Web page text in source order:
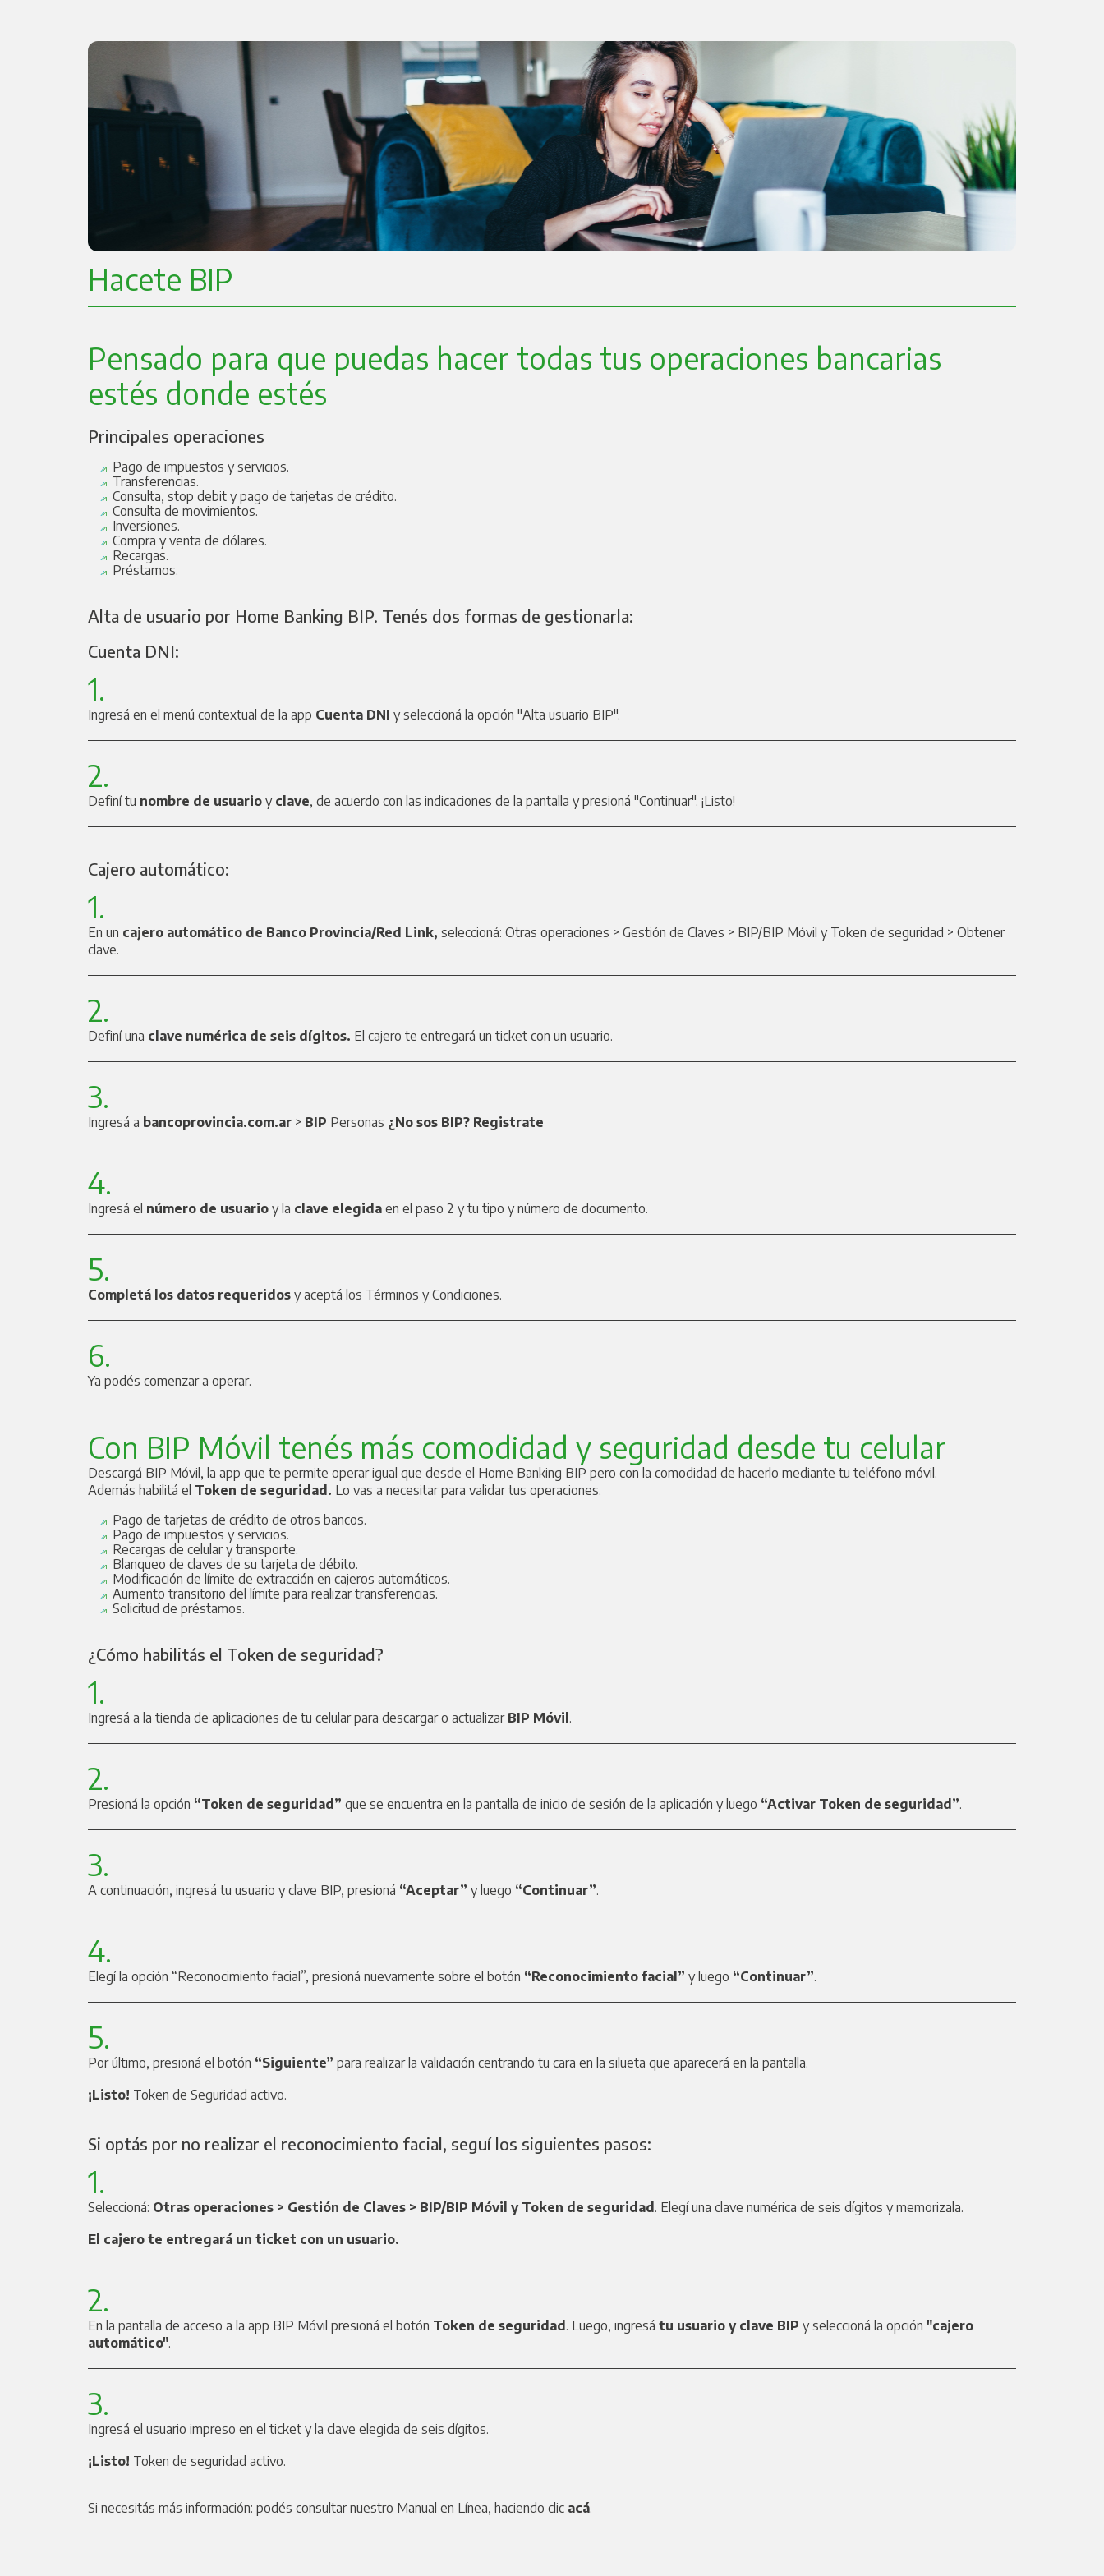
Hacete BIP
Pensado para que puedas hacer todas tus operaciones bancarias
estés donde estés
Principales operaciones
Pago de impuestos y servicios.
Transferencias.
Consulta, stop debit y pago de tarjetas de crédito.
Consulta de movimientos.
Inversiones.
Compra y venta de dólares.
Recargas.
Préstamos.
Alta de usuario por Home Banking BIP. Tenés dos formas de gestionarla:
Cuenta DNI:
1.
Ingresá en el menú contextual de la app Cuenta DNI y seleccioná la opción "Alta usuario BIP".
2.
Definí tu nombre de usuario y clave, de acuerdo con las indicaciones de la pantalla y presioná "Continuar". ¡Listo!
Cajero automático:
1.
En un cajero automático de Banco Provincia/Red Link, seleccioná: Otras operaciones > Gestión de Claves > BIP/BIP Móvil y Token de seguridad > Obtener
clave.
2.
Definí una clave numérica de seis dígitos. El cajero te entregará un ticket con un usuario.
3.
Ingresá a bancoprovincia.com.ar > BIP Personas ¿No sos BIP? Registrate
4.
Ingresá el número de usuario y la clave elegida en el paso 2 y tu tipo y número de documento.
5.
Completá los datos requeridos y aceptá los Términos y Condiciones.
6.
Ya podés comenzar a operar.
Con BIP Móvil tenés más comodidad y seguridad desde tu celular
Descargá BIP Móvil, la app que te permite operar igual que desde el Home Banking BIP pero con la comodidad de hacerlo mediante tu teléfono móvil.
Además habilitá el Token de seguridad. Lo vas a necesitar para validar tus operaciones.
Pago de tarjetas de crédito de otros bancos.
Pago de impuestos y servicios.
Recargas de celular y transporte.
Blanqueo de claves de su tarjeta de débito.
Modificación de límite de extracción en cajeros automáticos.
Aumento transitorio del límite para realizar transferencias.
Solicitud de préstamos.
¿Cómo habilitás el Token de seguridad?
1.
Ingresá a la tienda de aplicaciones de tu celular para descargar o actualizar BIP Móvil .
2.
Presioná la opción “Token de seguridad” que se encuentra en la pantalla de inicio de sesión de la aplicación y luego “Activar Token de seguridad”.
3.
A continuación, ingresá tu usuario y clave BIP, presioná “Aceptar” y luego “Continuar”.
4.
Elegí la opción “Reconocimiento facial”, presioná nuevamente sobre el botón “Reconocimiento facial” y luego “Continuar”.
5.
Por último, presioná el botón “Siguiente” para realizar la validación centrando tu cara en la silueta que aparecerá en la pantalla.
¡Listo! Token de Seguridad activo.
Si optás por no realizar el reconocimiento facial, seguí los siguientes pasos:
1.
Seleccioná: Otras operaciones > Gestión de Claves > BIP/BIP Móvil y Token de seguridad . Elegí una clave numérica de seis dígitos y memorizala.
El cajero te entregará un ticket con un usuario.
2.
En la pantalla de acceso a la app BIP Móvil presioná el botón Token de seguridad . Luego, ingresá tu usuario y clave BIP y seleccioná la opción "cajero
automático".
3.
Ingresá el usuario impreso en el ticket y la clave elegida de seis dígitos.
¡Listo! Token de seguridad activo.
Si necesitás más información: podés consultar nuestro Manual en Línea, haciendo clic acá.